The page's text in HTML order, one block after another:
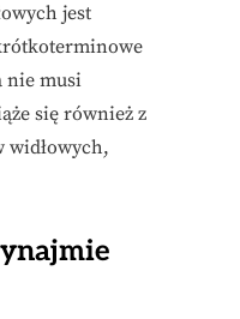
jest
nie musi
się również z
widłowych,